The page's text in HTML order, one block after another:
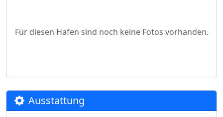
Für diesen Hafen sind noch keine Fotos vorhanden.
Ausstattung